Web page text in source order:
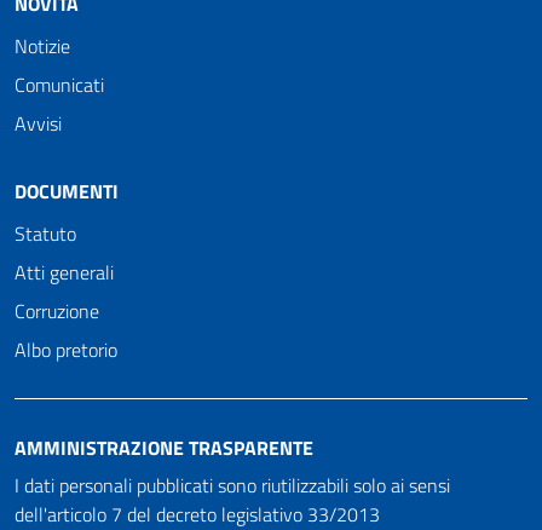
Notizie
Comunicati
Avvisi
DOCUMENTI
Statuto
Atti generali
Corruzione
Albo pretorio
AMMINISTRAZIONE TRASPARENTE
I dati personali pubblicati sono riutilizzabili solo ai sensi
dell'articolo 7 del decreto legislativo 33/2013